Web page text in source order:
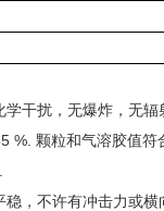
学干扰，无爆炸，无辐
%. 颗粒和气溶胶值符
稳，不许有冲击力或